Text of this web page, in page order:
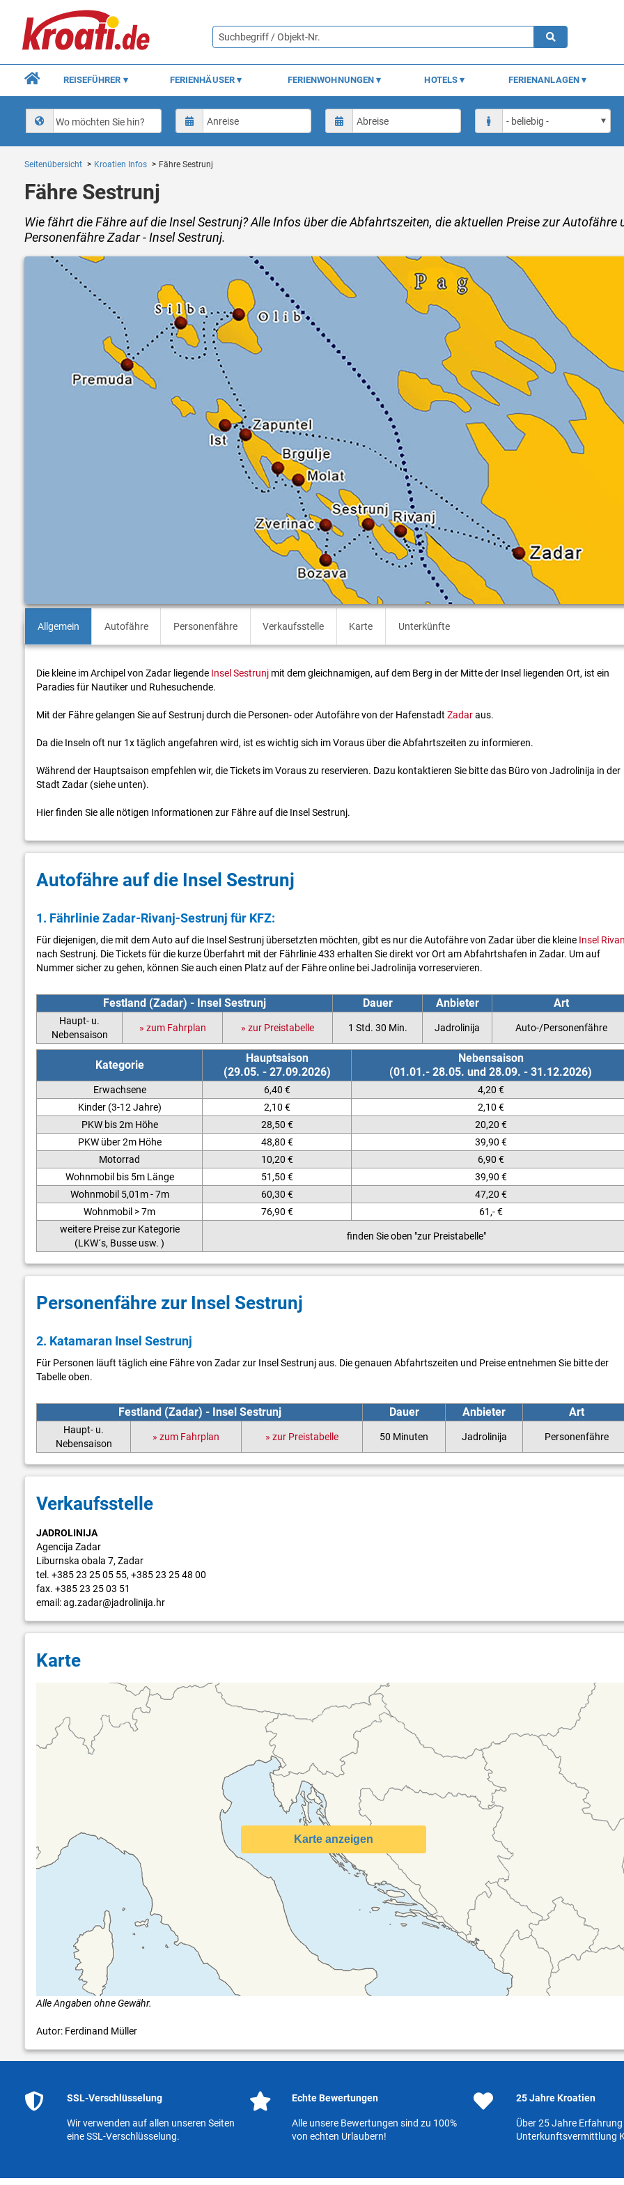
REISEFÜHRER FERIENHÄUSER FERIENWOHNUNGEN HOTELS FERIENANLAGEN
Wo möchten Sie hin?
Seitenübersicht Kroatien Infos Fähre Sestrunj
Fähre Sestrunj
Wie fährt die Fähre auf die Insel Sestrunj? Alle Infos über die Abfahrtszeiten, die aktuellen Preise zur Autofähre
Personenfähre Zadar - Insel Sestrunj.
Allgemein Autofähre Personenfähre Verkaufsstelle Karte Unterkünfte
Die kleine im Archipel von Zadar liegende Insel Sestrunj mit dem gleichnamigen, auf dem Berg in der Mitte der Insel liegenden Ort, ist ein
Paradies für Nautiker und Ruhesuchende.
Mit der Fähre gelangen Sie auf Sestrunj durch die Personen- oder Autofähre von der Hafenstadt Zadaraus.
Da die Inseln oft nur 1x täglich angefahren wird, ist es wichtig sich im Voraus über die Abfahrtszeiten zu informieren.
Während der Hauptsaison empfehlen wir, die Tickets im Voraus zu reservieren. Dazu kontaktieren Sie bitte das Büro von Jadrolinija in der
Stadt Zadar (siehe unten).
Hier finden Sie alle nötigen Informationen zur Fähre auf die Insel Sestrunj.
Autofähre auf die Insel Sestrunj
1. Fährlinie Zadar-Rivanj-Sestrunj für KFZ:
Für diejenigen, die mit dem Auto auf die Insel Sestrunj übersetzten möchten, gibt es nur die Autofähre von Zadar über die kleine Insel
nach Sestrunj. Die Tickets für die kurze Überfahrt mit der Fährlinie 433 erhalten Sie direkt vor Ort am Abfahrtshafen in Zadar. Um auf
Nummer sicher zu gehen, können Sie auch einen Platz auf der Fähre online bei Jadrolinija vorreservieren.
Festland (Zadar) - Insel Sestrunj Dauer Anbieter Art
Haupt- u.
Nebensaison
» zum Fahrplan » zur Preistabelle 1 Std. 30 Min. Jadrolinija Auto-/Personenfähre
Kategorie
Hauptsaison
(29.05. - 27.09.2026)
Nebensaison
(01.01.- 28.05. und 28.09. - 31.12.2026)
Erwachsene 6,40 €
4,20 €
Kinder (3-12 Jahre)
2,10 €
2,10 €
PKW bis 2m Höhe
28,50 €
20,20 €
PKW über 2m Höhe
48,80 €
39,90 €
Motorrad
10,20 €
6,90 €
Wohnmobil bis 5m Länge
51,50 €
39,90 €
Wohnmobil 5,01m - 7m
60,30 €
47,20 €
Wohnmobil > 7m
76,90 €
61,- €
weitere Preise zur Kategorie
(LKW´s, Busse usw. )
finden Sie oben "zur Preistabelle"
Personenfähre zur Insel Sestrunj
2. Katamaran Insel Sestrunj
Für Personen läuft täglich eine Fähre von Zadar zur Insel Sestrunj aus. Die genauen Abfahrtszeiten und Preise entnehmen Sie bitte der
Tabelle oben.
Festland (Zadar) - Insel Sestrunj Dauer Anbieter Art
Haupt- u.
Nebensaison
» zum Fahrplan » zur Preistabelle 50 Minuten Jadrolinija Personenfähre
Verkaufsstelle
JADROLINIJA
Agencija Zadar
Liburnska obala 7, Zadar
tel. +385 23 25 05 55, +385 23 25 48 00
fax. +385 23 25 03 51
email: ag.zadar@jadrolinija.hr
Karte
Karte anzeigen
Alle Angaben ohne Gewähr.
Autor: Ferdinand Müller
SSL-Verschlüsselung
Wir verwenden auf allen unseren Seiten
eine SSL-Verschlüsselung.
Echte Bewertungen
Alle unsere Bewertungen sind zu 100%
von echten Urlaubern!
25 Jahre Kroatien
Über 25 Jahre
Unterkunftsvermittlung